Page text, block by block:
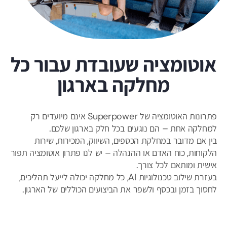
אוטומציה שעובדת עבור כל
מחלקה בארגון
פתרונות האוטומציה של Superpower אינם מיועדים רק
למחלקה אחת – הם נוגעים בכל חלק בארגון שלכם.
בין אם מדובר במחלקת הכספים, השיווק, המכירות, שירות
הלקוחות, כוח האדם או ההנהלה – יש לנו פתרון אוטומציה תפור
אישית ומותאם לכל צורך.
בעזרת שילוב טכנולוגיות AI, כל מחלקה יכולה לייעל תהליכים,
לחסוך בזמן ובכסף ולשפר את הביצועים הכוללים של הארגון.